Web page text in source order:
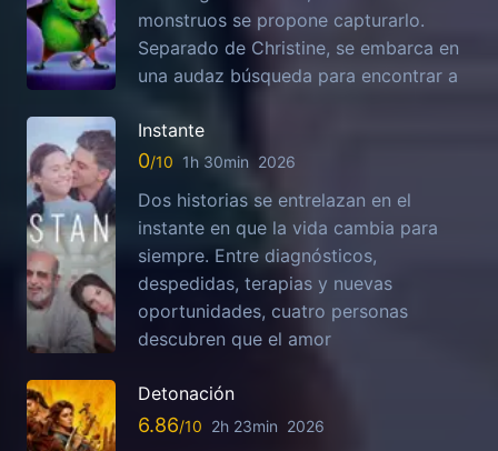
monstruos se propone capturarlo.
Separado de Christine, se embarca en
una audaz búsqueda para encontrar a
Instante
0 1h 30min 2026
Dos historias se entrelazan en el
instante en que la vida cambia para
siempre. Entre diagnósticos,
despedidas, terapias y nuevas
oportunidades, cuatro personas
descubren que el amor
Detonación
6.86 2h 23min 2026